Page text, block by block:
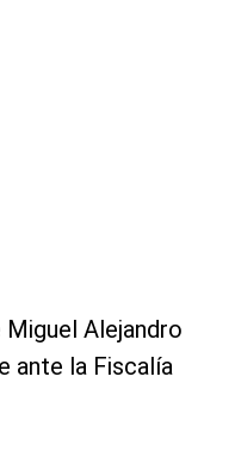
Alejandro
ante la Fiscalía